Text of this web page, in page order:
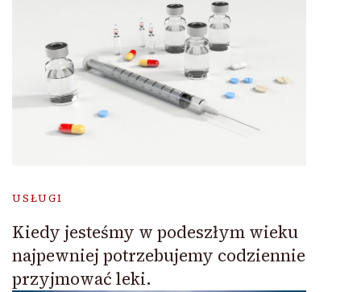
USŁUGI
Kiedy jesteśmy w podeszłym wieku
najpewniej potrzebujemy codziennie
przyjmować leki.